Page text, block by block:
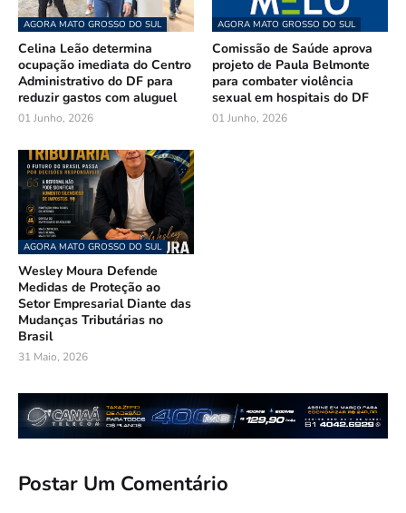
AGORA MATO GROSSO DO SUL
Celina Leão determina
ocupação imediata do Centro
Administrativo do DF para
reduzir gastos com aluguel
01 Junho, 2026
AGORA MATO GROSSO DO SUL
Comissão de Saúde aprova
projeto de Paula Belmonte
para combater violência
sexual em hospitais do DF
01 Junho, 2026
AGORA MATO GROSSO DO SUL
Wesley Moura Defende
Medidas de Proteção ao
Setor Empresarial Diante das
Mudanças Tributárias no
Brasil
31 Maio, 2026
Postar Um Comentário